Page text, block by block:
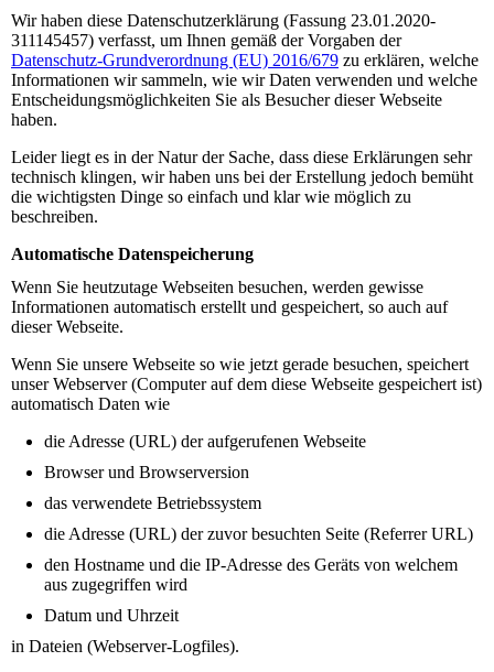
Wir haben diese Datenschutzerklärung (Fassung 23.01.2020-
311145457) verfasst, um Ihnen gemäß der Vorgaben der
Datenschutz-Grundverordnung (EU) 2016/679 zu erklären, welche
Informationen wir sammeln, wie wir Daten verwenden und welche
Entscheidungsmöglichkeiten Sie als Besucher dieser Webseite
haben.
Leider liegt es in der Natur der Sache, dass diese Erklärungen sehr
technisch klingen, wir haben uns bei der Erstellung jedoch bemüht
die wichtigsten Dinge so einfach und klar wie möglich zu
beschreiben.
Automatische Datenspeicherung
Wenn Sie heutzutage Webseiten besuchen, werden gewisse
Informationen automatisch erstellt und gespeichert, so auch auf
dieser Webseite.
Wenn Sie unsere Webseite so wie jetzt gerade besuchen, speichert
unser Webserver (Computer auf dem diese Webseite gespeichert ist)
automatisch Daten wie
die Adresse (URL) der aufgerufenen Webseite
Browser und Browserversion
das verwendete Betriebssystem
die Adresse (URL) der zuvor besuchten Seite (Referrer URL)
den Hostname und die IP-Adresse des Geräts von welchem
aus zugegriffen wird
Datum und Uhrzeit
in Dateien (Webserver-Logfiles).